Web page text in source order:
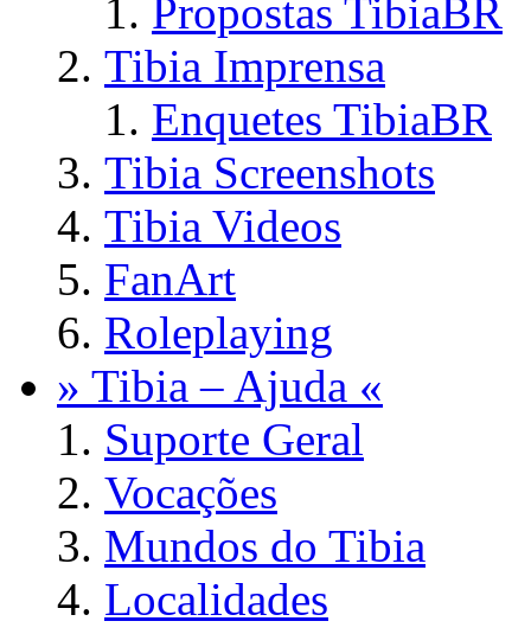
Propostas TibiaBR
Tibia Imprensa
Enquetes TibiaBR
Tibia Screenshots
Tibia Videos
FanArt
Roleplaying
» Tibia – Ajuda «
Suporte Geral
Vocações
Mundos do Tibia
Localidades